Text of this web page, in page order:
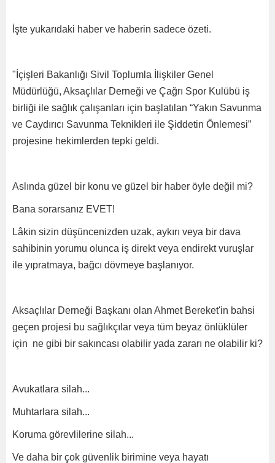
İşte yukarıdaki haber ve haberin sadece özeti.
"İçişleri Bakanlığı Sivil Toplumla İlişkiler Genel
Müdürlüğü, Aksaçlılar Derneği ve Çağrı Spor Kulübü iş
birliği ile sağlık çalışanları için başlatılan “Yakın Savunma
ve Caydırıcı Savunma Teknikleri ile Şiddetin Önlemesi”
projesine hekimlerden tepki geldi.
Aslında güzel bir konu ve güzel bir haber öyle değil mi?
Bana sorarsanız EVET!
Lâkin sizin düşüncenizden uzak, aykırı veya bir dava
sahibinin yorumu olunca iş direkt veya endirekt vuruşlar
ile yıpratmaya, bağcı dövmeye başlanıyor.
Aksaçlılar Derneği Başkanı olan Ahmet Bereket'in bahsi
geçen projesi bu sağlıkçılar veya tüm beyaz önlüklüler
için ne gibi bir sakıncası olabilir yada zararı ne olabilir ki?
Avukatlara silah...
Muhtarlara silah...
Koruma görevlilerine silah...
Ve daha bir çok güvenlik birimine veya hayatı